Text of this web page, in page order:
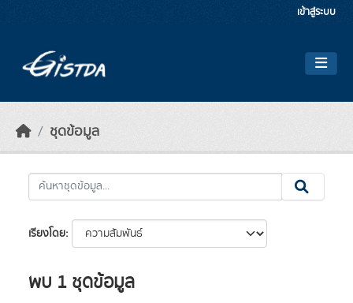
เข้าสู่ระบบ
ชุดข้อมูล
เรียงโดย
พบ 1 ชุดข้อมูล